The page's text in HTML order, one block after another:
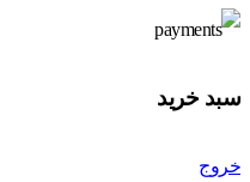
سبد خرید
خروج